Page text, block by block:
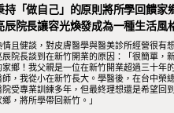
持「做自己」的原則將所學回饋家
辰院長讓容光煥發成為一種生活風
情且健談，對皮膚醫學與醫美診所經營很有
辰院長談到在新竹開業的原因：「很簡單，
家鄉！我父親是一位在新竹開業超過三十年
師，我從小在新竹長大。學醫後，在台中榮
院受專業訓練多年，但最終理想還是希望回
鄉，將所學帶回新竹。」